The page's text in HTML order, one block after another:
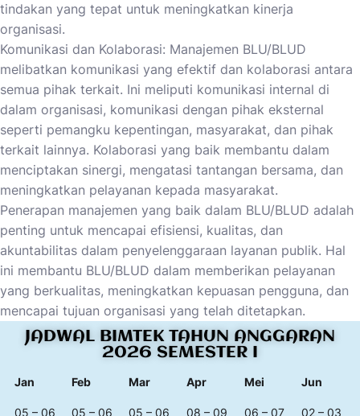
tindakan yang tepat untuk meningkatkan kinerja
organisasi.
Komunikasi dan Kolaborasi: Manajemen BLU/BLUD
melibatkan komunikasi yang efektif dan kolaborasi antara
semua pihak terkait. Ini meliputi komunikasi internal di
dalam organisasi, komunikasi dengan pihak eksternal
seperti pemangku kepentingan, masyarakat, dan pihak
terkait lainnya. Kolaborasi yang baik membantu dalam
menciptakan sinergi, mengatasi tantangan bersama, dan
meningkatkan pelayanan kepada masyarakat.
Penerapan manajemen yang baik dalam BLU/BLUD adalah
penting untuk mencapai efisiensi, kualitas, dan
akuntabilitas dalam penyelenggaraan layanan publik. Hal
ini membantu BLU/BLUD dalam memberikan pelayanan
yang berkualitas, meningkatkan kepuasan pengguna, dan
mencapai tujuan organisasi yang telah ditetapkan.
JADWAL BIMTEK TAHUN ANGGARAN
2026 SEMESTER I
Jan Feb Mar Apr Mei Jun
05 – 06 05 – 06 05 – 06 08 – 09 06 – 07 02 – 03